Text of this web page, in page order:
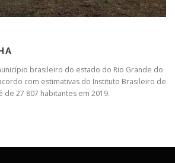
brasileiro do estado do Rio Grande do
com estimativas do Instituto Brasileiro de
de 27 807 habitantes em 2019.